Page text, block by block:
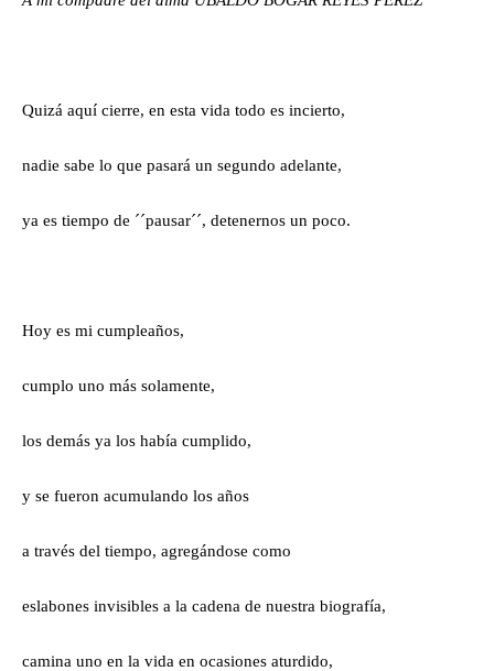
Quizá aquí cierre, en esta vida todo es incierto,
nadie sabe lo que pasará un segundo adelante,
ya es tiempo de ´´pausar´´, detenernos un poco.
Hoy es mi cumpleaños,
cumplo uno más solamente,
los demás ya los había cumplido,
y se fueron acumulando los años
a través del tiempo, agregándose como
eslabones invisibles a la cadena de nuestra biografía,
camina uno en la vida en ocasiones aturdido,